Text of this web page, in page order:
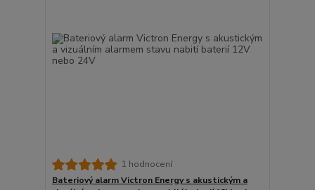
1 hodnocení
Bateriový alarm Victron Energy s akustickým a